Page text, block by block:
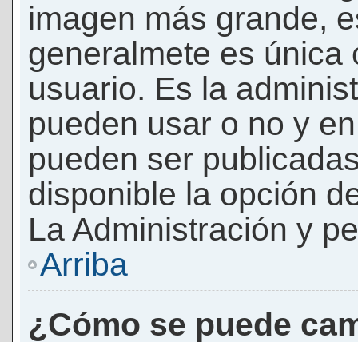
imagen más grande,
generalmete es única
usuario. Es la
pueden usar o no y
pueden ser
disponible la opción
La Administración y
Arriba
¿Cómo se puede